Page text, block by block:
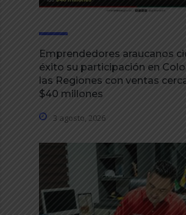
Emprendedores araucanos
éxito su participación en
las Regiones con ventas
$40 millones
3 agosto, 2026